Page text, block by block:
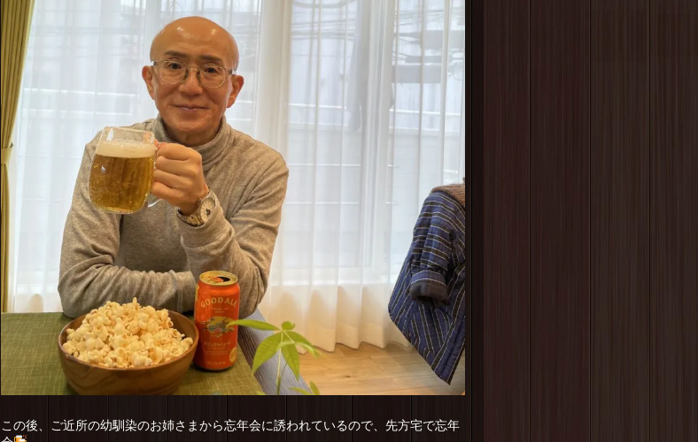
この後、ご近所の幼馴染のお姉さまから忘年会に誘われているので、先方宅で忘年